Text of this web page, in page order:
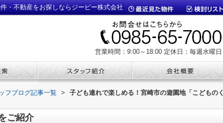
・不動産をお探しならジーピー株式会社
営業時間：9:00～18:00 定休日：毎週水曜日
フブログ記事一覧 >
子ども連れで楽しめる！宮崎市の遊園地「こどものく
ご紹介